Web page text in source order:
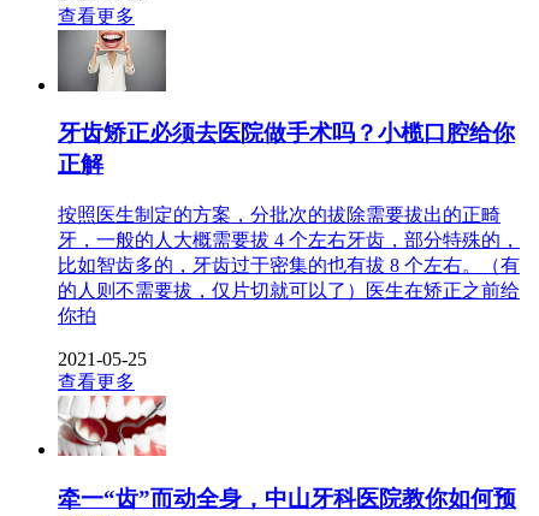
查看更多
牙齿矫正必须去医院做手术吗？小榄口腔给你
正解
按照医生制定的方案，分批次的拔除需要拔出的正畸
牙，一般的人大概需要拔 4 个左右牙齿，部分特殊的，
比如智齿多的，牙齿过于密集的也有拔 8 个左右。（有
的人则不需要拔，仅片切就可以了）医生在矫正之前给
你拍
2021-05-25
查看更多
牵一“齿”而动全身，中山牙科医院教你如何预